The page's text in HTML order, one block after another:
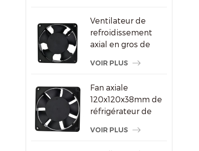
Ventilateur de
refroidissement
axial en gros de
courant alternatif
de machine à
souder
VOIR PLUS
Fan axiale
120x120x38mm de
réfrigérateur de
de haute
VOIR PLUS